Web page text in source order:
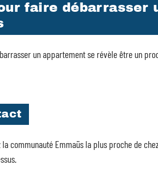
faire débarrasser
un appartement se révèle être un
communauté Emmaüs la plus proche de